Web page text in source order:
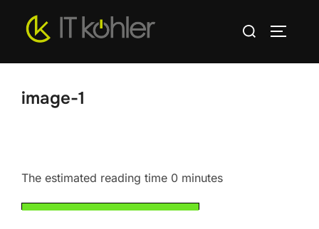
Inhalt
Suchen
image-1
The estimated reading time 0 minutes